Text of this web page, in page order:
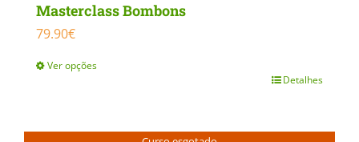
Masterclass Bombons
79.90€
Ver opções
has
Detalhes